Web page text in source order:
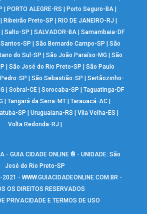
|PORTO ALEGRE-RS |Porto Seguro-BA |
|Ribeirão Preto-SP |RIO DE JANEIRO-RJ |
| Salto-SP | SALVADOR-BA| Samambaia-DF
Santos-SP |São Bernardo Campo-SP |São
do Sul-SP |São João Paraíso-MG |São
|São José do Rio Preto-SP |São Paulo
SP |São Sebastião-SP |Sertãozinho-
|Sobral-CE |Sorocaba-SP |Taguatinga-DF
| Tangará da Serra-MT| Tarauacá-AC|
SP |Uruguaiana-RS |Vila Velha-ES |
Volta Redonda-RJ |
- GUIA CIDADE ONLINE ® - UNIDADE: São
José do Rio Preto-SP
2021 -WWW.GUIACIDADEONLINE.COM.BR -
OS DIREITOS RESERVADOS
PRIVACIDADE E TERMOS DE USO